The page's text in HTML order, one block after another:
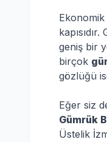
Ekonomik
geniş bir
birçok
gözlüğü
Eğer siz
Gümrük
Üstelik